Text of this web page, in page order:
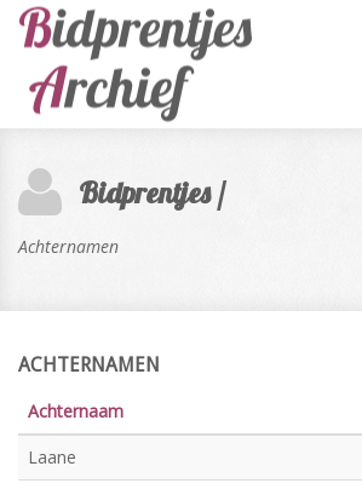
Bidprentjes /
Achternamen
ACHTERNAMEN
Achternaam
Laane